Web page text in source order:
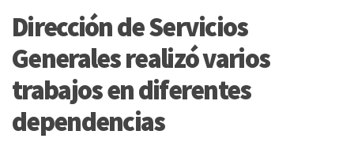
Dirección de Servicios
Generales realizó varios
trabajos en diferentes
dependencias